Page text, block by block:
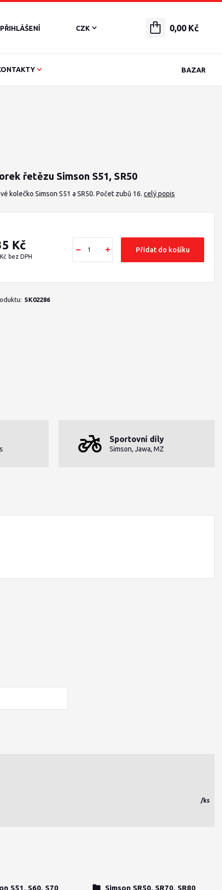
BAZAR
CZK
PŘIHLÁŠENÍ 0,00 Kč
řetězu Simson S51, SR50
kolečko Simson S51 a SR50. Počet zubů 16.celý popis
Kč
/ks
bez DPH
Přidat do košíku
SK02286
Sportovní díly
Simson, Jawa, MZ
S51, S60, S70 Simson SR50, SR70, SR80